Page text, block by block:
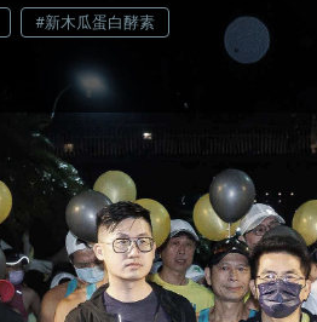
#新木瓜蛋白酵素